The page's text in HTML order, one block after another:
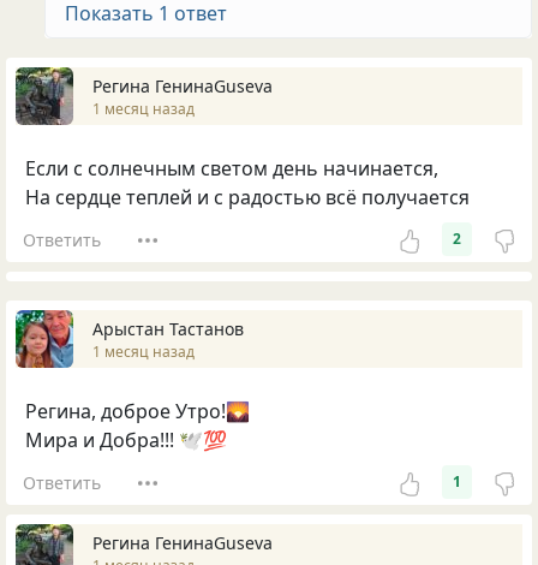
Показать 1 ответ
Регина ГенинаGuseva
1 месяц назад
Если с солнечным светом день начинается,
На сердце теплей и с радостью всё получается
Ответить 2
Арыстан Тастанов
1 месяц назад
Регина, доброе Утро!🌄
Мира и Добра!!! 🕊️💯
Ответить 1
Регина ГенинаGuseva